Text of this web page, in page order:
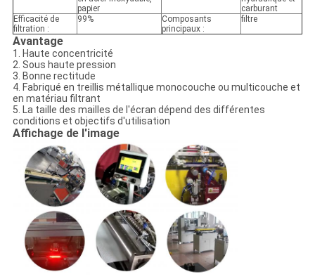
papier
carburant
Efficacité de
filtration :
99%
Composants
principaux :
filtre
Avantage
1. Haute concentricité
2. Sous haute pression
3. Bonne rectitude
4. Fabriqué en treillis métallique monocouche ou multicouche et
en matériau filtrant
5. La taille des mailles de l'écran dépend des différentes
conditions et objectifs d'utilisation
Affichage de l'image